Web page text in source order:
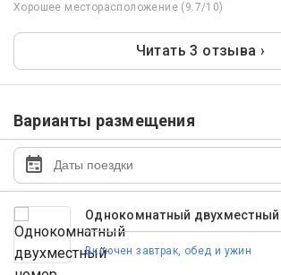
Хорошее месторасположение (9.7/10)
Читать 3 отзыва ›
Варианты размещения
Однокомнатный
Включен завтрак, обед и ужин